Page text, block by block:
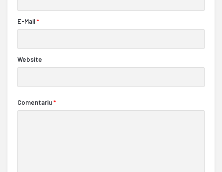
E-Mail*
Website
Comentariu*